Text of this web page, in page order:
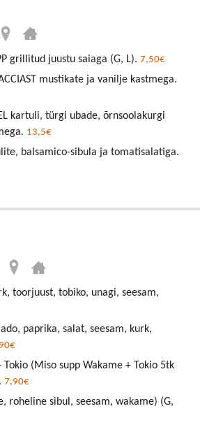
grillitud juustu saiaga (G, L). 7,50€
mustikate ja vanilje kastmega.
kartuli, türgi ubade, õrnsoolakurgi
13,5€
balsamico-sibula ja tomatisalatiga.
toorjuust, tobiko, unagi, seesam,
paprika, salat, seesam, kurk,
(Miso supp Wakame + Tokio 5tk
7,90€
roheline sibul, seesam, wakame) (G,